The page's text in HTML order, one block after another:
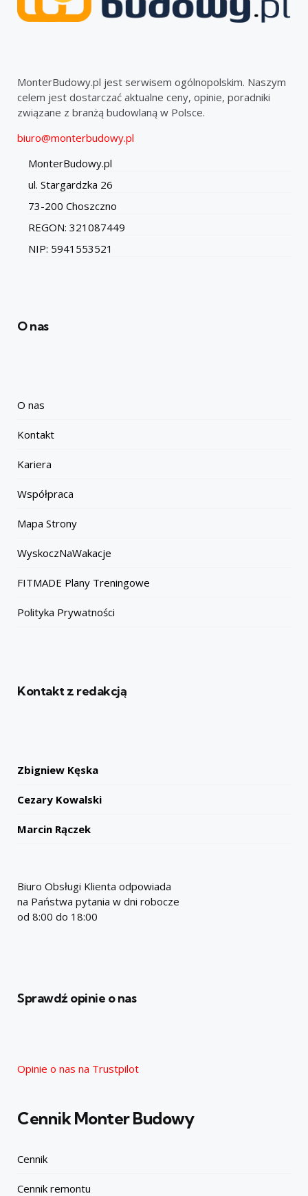
MonterBudowy.pl jest serwisem ogólnopolskim. Naszym
celem jest dostarczać aktualne ceny, opinie, poradniki
związane z branżą budowlaną w Polsce.
biuro@monterbudowy.pl
MonterBudowy.pl
ul. Stargardzka 26
73-200 Choszczno
REGON: 321087449
NIP: 5941553521
O nas
O nas
Kontakt
Kariera
Współpraca
Mapa Strony
WyskoczNaWakacje
FITMADE Plany Treningowe
Polityka Prywatności
Kontakt z redakcją
Zbigniew Kęska
Cezary Kowalski
Marcin Rączek
Biuro Obsługi Klienta odpowiada
na Państwa pytania w dni robocze
od 8:00 do 18:00
Sprawdź opinie o nas
Opinie o nas na Trustpilot
Cennik Monter Budowy
Cennik
Cennik remontu